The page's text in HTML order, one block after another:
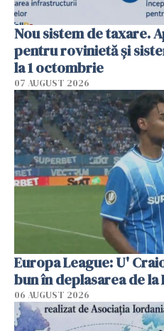
Nou sistem de taxare.
pentru rovinietă şi
la 1 octombrie
07 AUGUST 2026
Europa League: U'
bun în deplasarea de la
06 AUGUST 2026